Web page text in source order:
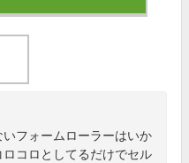
フォームローラーはいか
コロとしてるだけでセル